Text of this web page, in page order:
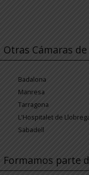
Otras Cámaras
Badalona
Manresa
Tarragona
L'Hospitalet de
Sabadell
Formamos parte